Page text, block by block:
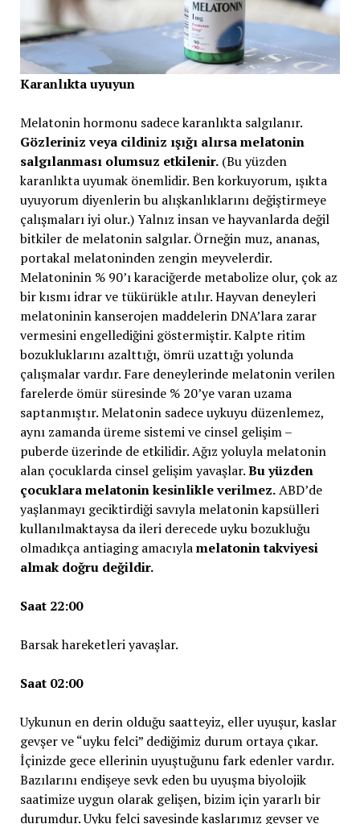
Karanlıkta uyuyun
Melatonin hormonu sadece karanlıkta salgılanır.
Gözleriniz veya cildiniz ışığı alırsa melatonin
salgılanması olumsuz etkilenir.(Bu yüzden
karanlıkta uyumak önemlidir. Ben korkuyorum, ışıkta
uyuyorum diyenlerin bu alışkanlıklarını değiştirmeye
çalışmaları iyi olur.) Yalnız insan ve hayvanlarda değil
bitkiler de melatonin salgılar. Örneğin muz, ananas,
portakal melatoninden zengin meyvelerdir.
Melatoninin % 90’ı karaciğerde metabolize olur, çok az
bir kısmı idrar ve tükürükle atılır. Hayvan deneyleri
melatoninin kanserojen maddelerin DNA’lara zarar
vermesini engellediğini göstermiştir. Kalpte ritim
bozukluklarını azalttığı, ömrü uzattığı yolunda
çalışmalar vardır. Fare deneylerinde melatonin verilen
farelerde ömür süresinde % 20’ye varan uzama
saptanmıştır. Melatonin sadece uykuyu düzenlemez,
aynı zamanda üreme sistemi ve cinsel gelişim –
puberde üzerinde de etkilidir. Ağız yoluyla melatonin
alan çocuklarda cinsel gelişim yavaşlar.Bu yüzden
çocuklara melatonin kesinlikle verilmez.ABD’de
yaşlanmayı geciktirdiği savıyla melatonin kapsülleri
kullanılmaktaysa da ileri derecede uyku bozukluğu
olmadıkça antiaging amacıylamelatonin takviyesi
almak doğru değildir.
Saat 22:00
Barsak hareketleri yavaşlar.
Saat 02:00
Uykunun en derin olduğu saatteyiz, eller uyuşur, kaslar
gevşer ve “uyku felci” dediğimiz durum ortaya çıkar.
İçinizde gece ellerinin uyuştuğunu fark edenler vardır.
Bazılarını endişeye sevk eden bu uyuşma biyolojik
saatimize uygun olarak gelişen, bizim için yararlı bir
durumdur. Uyku felci sayesinde kaslarımız gevşer ve